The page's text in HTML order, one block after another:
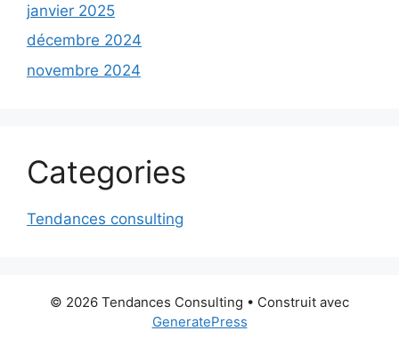
janvier 2025
décembre 2024
novembre 2024
Categories
Tendances consulting
© 2026 Tendances Consulting • Construit avec
GeneratePress